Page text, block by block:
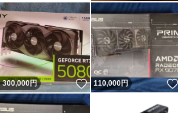
300,000円 いいね！
110,000円